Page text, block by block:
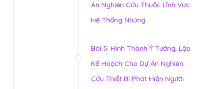
Án Nghiên Cứu Thuộc Lĩnh Vực
Hệ Thống Nhúng
Bài 5: Hình Thành Ý Tưởng, Lập
Kế Hoạch Cho Dự Án Nghiên
Cứu Thiết Bị Phát Hiện Người